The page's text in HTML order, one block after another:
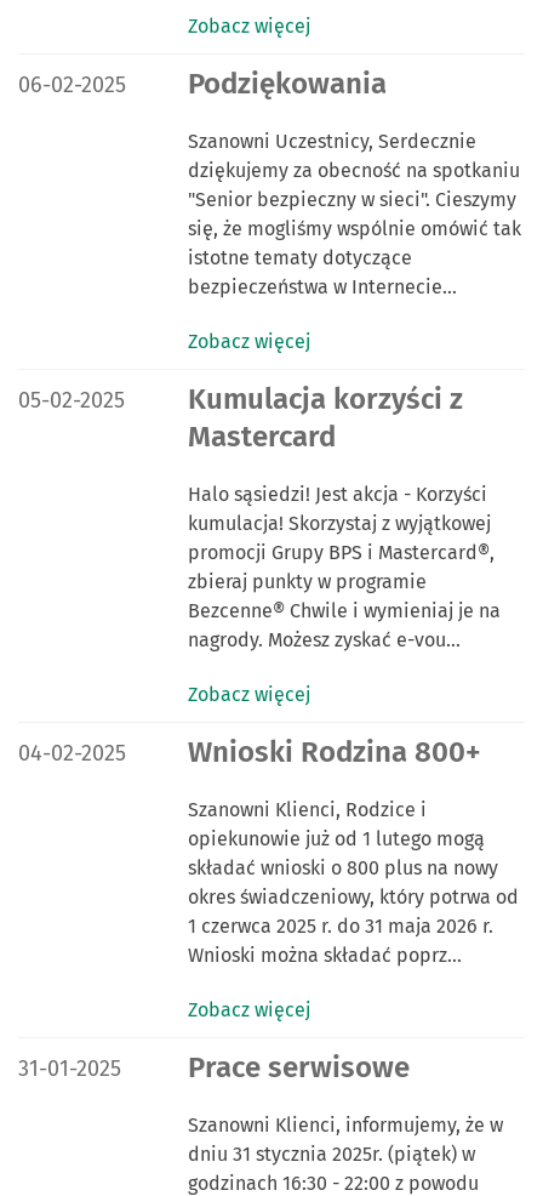
Zobacz więcej
DATA PUBLIKACJI:
06-02-2025 Podziękowania
Szanowni Uczestnicy, Serdecznie
dziękujemy za obecność na spotkaniu
"Senior bezpieczny w sieci". Cieszymy
się, że mogliśmy wspólnie omówić tak
istotne tematy dotyczące
bezpieczeństwa w Internecie…
Zobacz więcej
DATA PUBLIKACJI:
05-02-2025
Kumulacja korzyści z
Mastercard
Halo sąsiedzi! Jest akcja - Korzyści
kumulacja! Skorzystaj z wyjątkowej
promocji Grupy BPS i Mastercard®,
zbieraj punkty w programie
Bezcenne® Chwile i wymieniaj je na
nagrody. Możesz zyskać e-vou…
Zobacz więcej
DATA PUBLIKACJI:
04-02-2025 Wnioski Rodzina 800+
Szanowni Klienci, Rodzice i
opiekunowie już od 1 lutego mogą
składać wnioski o 800 plus na nowy
okres świadczeniowy, który potrwa od
1 czerwca 2025 r. do 31 maja 2026 r.
Wnioski można składać poprz…
Zobacz więcej
DATA PUBLIKACJI:
31-01-2025 Prace serwisowe
Szanowni Klienci, informujemy, że w
dniu 31 stycznia 2025r. (piątek) w
godzinach 16:30 - 22:00 z powodu